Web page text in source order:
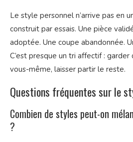
Le style personnel n’arrive pas en
construit par essais. Une pièce
adoptée. Une coupe abandonnée.
C’est presque un tri affectif :
vous-même, laisser partir le reste.
Questions fréquentes sur le
Combien de styles peut-on
?